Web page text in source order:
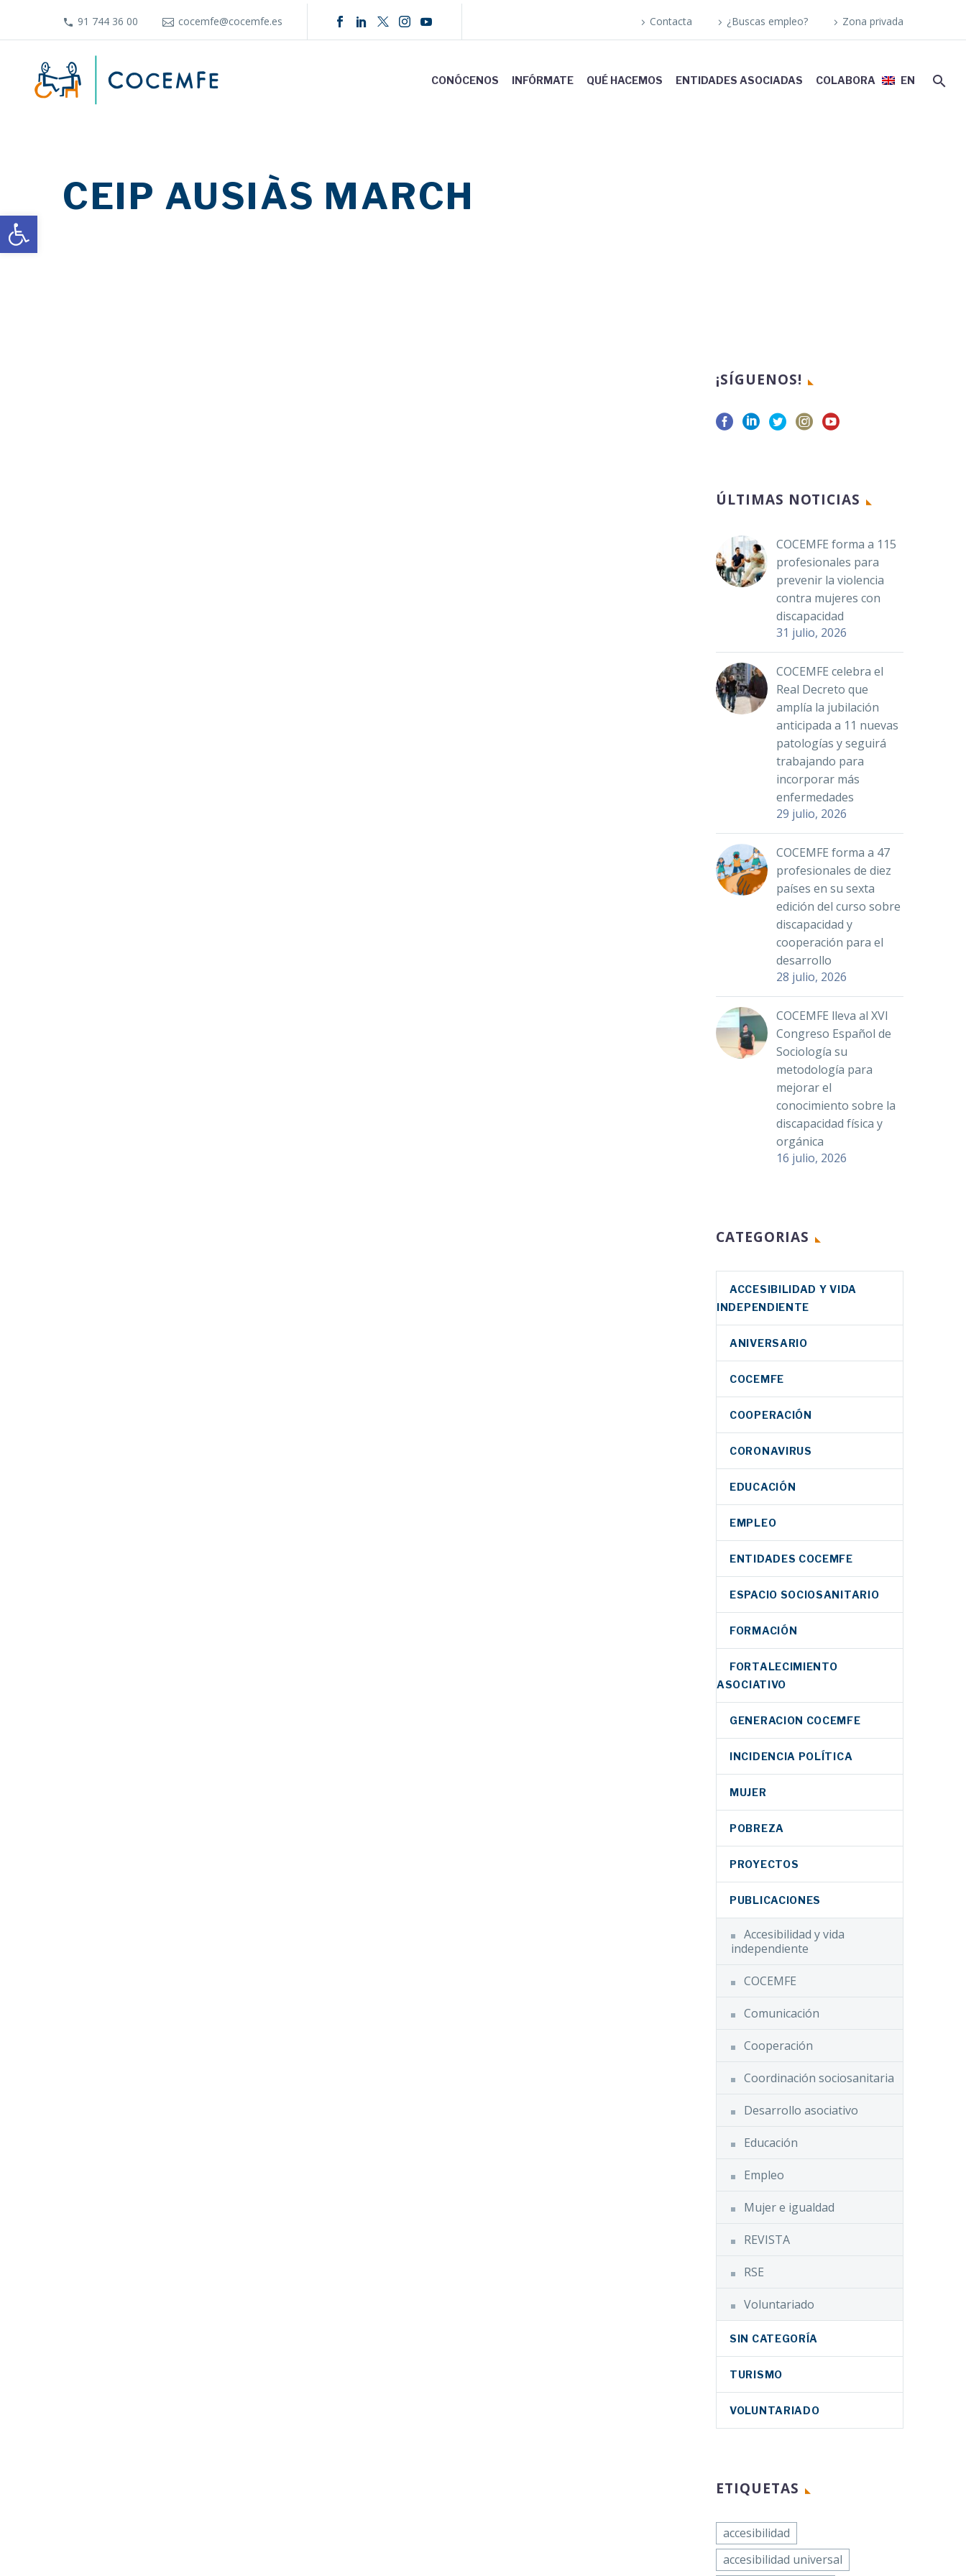
91 744 36 00 cocemfe@cocemfe.es Contacta ¿Buscas empleo? Zona privada
CONÓCENOS INFÓRMATE QUÉ HACEMOS ENTIDADES ASOCIADAS COLABORA EN
CEIP AUSIÀS MARCH
¡SÍGUENOS!
ÚLTIMAS NOTICIAS
COCEMFE forma a 115
profesionales para
prevenir la violencia
contra mujeres con
discapacidad
31 julio, 2026
COCEMFE celebra el
Real Decreto que
amplía la jubilación
anticipada a 11 nuevas
patologías y seguirá
trabajando para
incorporar más
enfermedades
29 julio, 2026
COCEMFE forma a 47
profesionales de diez
países en su sexta
edición del curso sobre
discapacidad y
cooperación para el
desarrollo
28 julio, 2026
COCEMFE lleva al XVI
Congreso Español de
Sociología su
metodología para
mejorar el
conocimiento sobre la
discapacidad física y
orgánica
16 julio, 2026
CATEGORIAS
ACCESIBILIDAD Y VIDA
INDEPENDIENTE
ANIVERSARIO
COCEMFE
COOPERACIÓN
CORONAVIRUS
EDUCACIÓN
EMPLEO
ENTIDADES COCEMFE
ESPACIO SOCIOSANITARIO
FORMACIÓN
FORTALECIMIENTO
ASOCIATIVO
GENERACION COCEMFE
INCIDENCIA POLÍTICA
MUJER
POBREZA
PROYECTOS
PUBLICACIONES
Accesibilidad y vida
independiente
COCEMFE
Comunicación
Cooperación
Coordinación sociosanitaria
Desarrollo asociativo
Educación
Empleo
Mujer e igualdad
REVISTA
RSE
Voluntariado
SIN CATEGORÍA
TURISMO
VOLUNTARIADO
ETIQUETAS
accesibilidad
accesibilidad universal
Abrir barra de herramientas